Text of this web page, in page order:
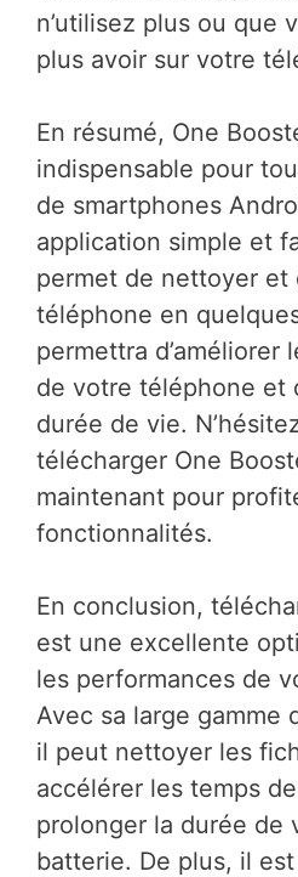
n’utilisez plus ou que
plus avoir sur votre
En résumé, One
indispensable pour
de smartphones
application simple et
permet de nettoyer et
téléphone en
permettra d’améliorer
de votre téléphone et
durée de vie.
télécharger One
maintenant pour
fonctionnalités.
En conclusion,
est une excellente
les performances de
Avec sa large gamme
il peut nettoyer les
accélérer les temps
prolonger la durée de
batterie. De plus, il